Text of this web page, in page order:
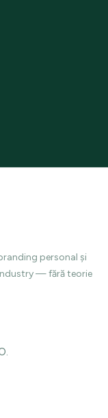
personal și
— fără teorie